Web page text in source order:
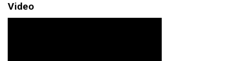
Video